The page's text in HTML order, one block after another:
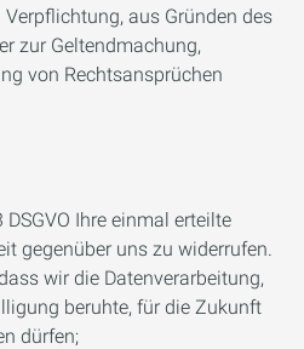
aus Gründen des
zur Geltendmachung,
von Rechtsansprüchen
Ihre einmal erteilte
gegenüber uns zu widerrufen.
wir die Datenverarbeitung,
beruhte, für die Zukunft
dürfen;